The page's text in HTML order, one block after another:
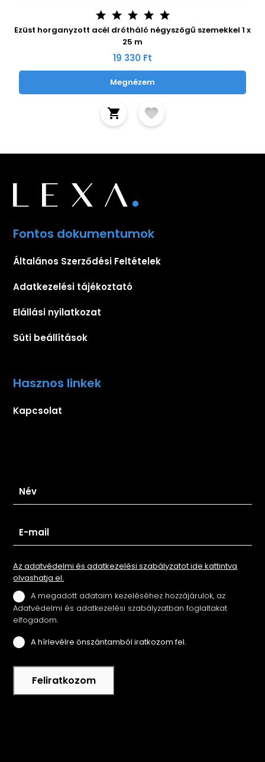
Ezüst horganyzott acél drótháló négyszögű szemekkel 1 x
25 m
19 330 Ft
Megnézem
Fontos dokumentumok
Általános Szerződési Feltételek
Adatkezelési tájékoztató
Elállási nyilatkozat
Süti beállítások
Hasznos linkek
Kapcsolat
Az adatvédelmi és adatkezelési szabályzatot ide kattintva
olvashatja el.
A megadott adataim kezeléséhez hozzájárulok, az
Adatvédelmi és adatkezelési szabályzatban foglaltakat
elfogadom.
A hírlevélre önszántamból iratkozom fel.
Feliratkozom